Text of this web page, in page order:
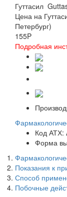
Гуттасил
Цена на
Петербург)
155P
Подробная
Код АТХ:
Форма
Показания к
Способ
Побочные